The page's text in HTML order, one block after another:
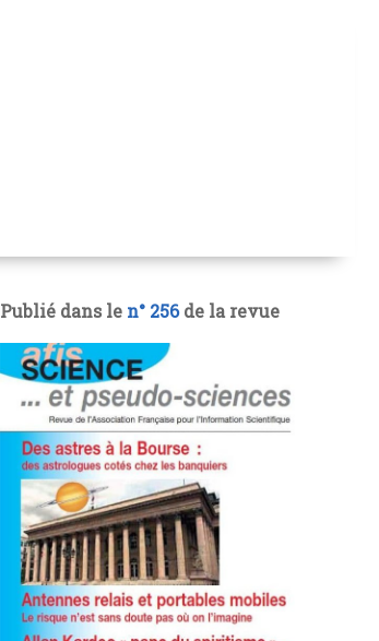
Publié dans le n° 256de la revue